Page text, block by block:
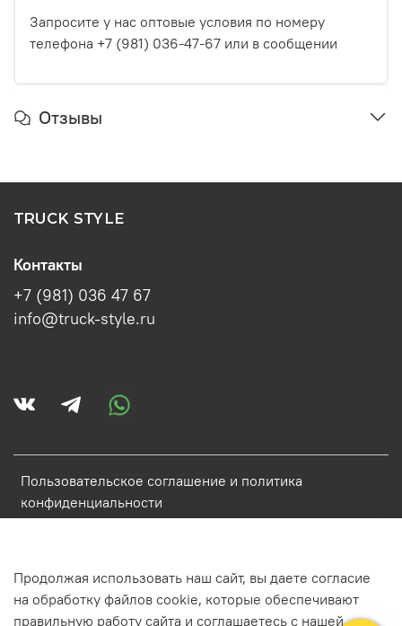
Запросите у нас оптовые условия по номеру
телефона +7 (981) 036-47-67 или в сообщении
Отзывы
TRUCK STYLE
Пользовательское соглашение и политика
конфиденциальности
Обратная связь
Контакты
+7 (981) 036 47 67
info@truck-style.ru
Продолжая использовать наш сайт, вы даете согласие
на обработку файлов cookie, которые обеспечивают
правильную работу сайта и соглашаетесь с нашей